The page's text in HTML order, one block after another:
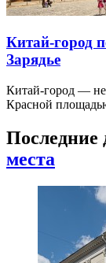
Китай-город
Зарядье
Китай-город — не
Красной
Последние
места